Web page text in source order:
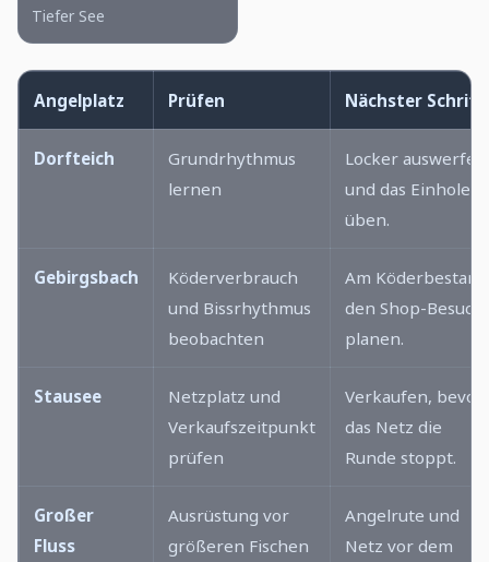
Tiefer See
Angelplatz Prüfen Nächster Schritt
Dorfteich
Grundrhythmus
lernen
Locker auswerfen
und das Einholen
üben.
Gebirgsbach
Köderverbrauch
und Bissrhythmus
beobachten
Am Köderbestand
den Shop-Besuch
planen.
Stausee
Netzplatz und
Verkaufszeitpunkt
prüfen
Verkaufen, bevor
das Netz die
Runde stoppt.
Großer
Fluss
Ausrüstung vor
größeren Fischen
Angelrute und
Netz vor dem